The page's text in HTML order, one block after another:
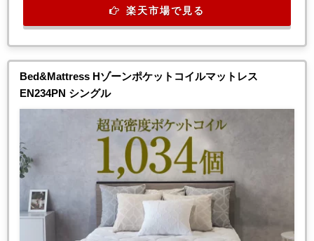
楽天市場で見る
Bed&Mattress Hゾーンポケットコイルマットレス
EN234PN シングル